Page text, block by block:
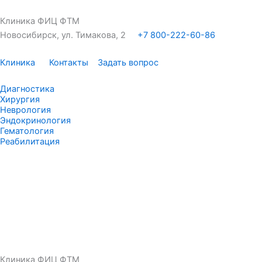
к
содержимому
Клиника ФИЦ ФТМ
Новосибирск, ул. Тимакова, 2 +7 800-222-60-86
Клиника Контакты Задать вопрос
Диагностика
Хирургия
Неврология
Эндокринология
Гематология
Реабилитация
Клиника ФИЦ ФТМ